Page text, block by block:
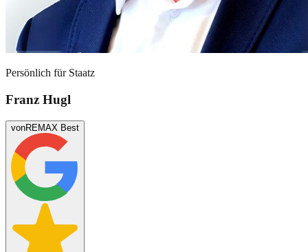
Persönlich für Staatz
Franz Hugl
vonREMAX Best